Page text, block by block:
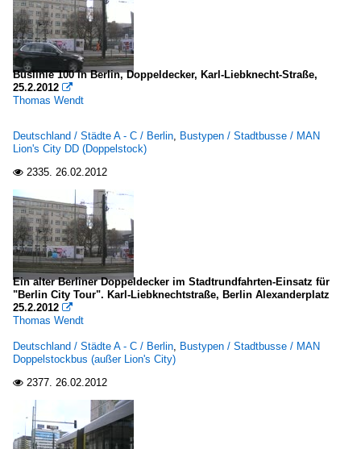
Buslinie 100 in Berlin, Doppeldecker, Karl-Liebknecht-Straße,
25.2.2012 
Thomas Wendt
Deutschland / Städte A - C / Berlin, Bustypen / Stadtbusse / MAN
Lion's City DD (Doppelstock)
 2335. 26.02.2012
Ein alter Berliner Doppeldecker im Stadtrundfahrten-Einsatz für
"Berlin City Tour". Karl-Liebknechtstraße, Berlin Alexanderplatz
25.2.2012 
Thomas Wendt
Deutschland / Städte A - C / Berlin, Bustypen / Stadtbusse / MAN
Doppelstockbus (außer Lion's City)
 2377. 26.02.2012